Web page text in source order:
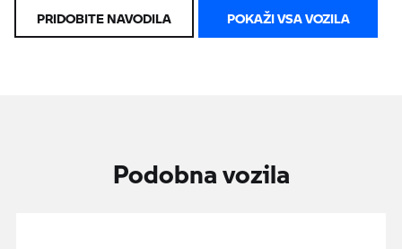
PRIDOBITE NAVODILA POKAŽI VSA VOZILA
Podobna vozila